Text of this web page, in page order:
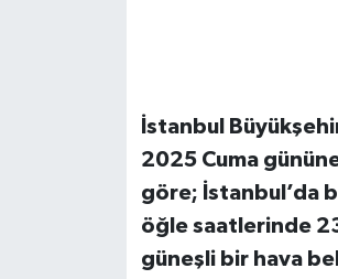
İstanbul
2025 Cuma
göre; İstanbul’da
öğle saatlerinde
güneşli bir hava